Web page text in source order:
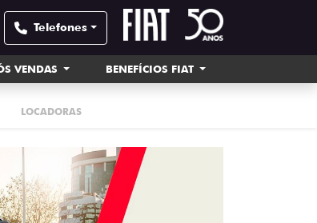
Telefones
VENDAS BENEFÍCIOS FIAT
LOCADORAS